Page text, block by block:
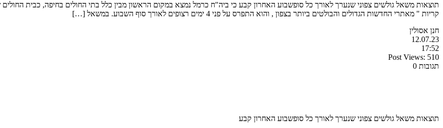
תוצאות משאל גולשים צפוני שנערך לאורך כל סופשבוע האחרון קבע כי ביה"ח כרמל נמצא במקום הראשון מבין כלל בתי החולים בחיפה, כבית
קריות " מאתרי החדשות הגדולים והבולטים ביותר בצפון , והוא התפרס על פני 4 ימים רצופים לאורך סוף השבוע. במשאל […]
חנן אסולין
12.07.23
17:52
Post Views: 510
תגובות 0
תוצאות משאל גולשים צפוני שנערך לאורך כל סופשבוע האחרון קבע